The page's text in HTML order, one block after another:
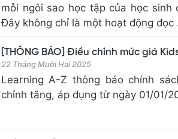
mỗi ngôi sao học tập của học
Đây không chỉ là một hoạt động đọc
[THÔNG BÁO] Điều chỉnh mức giá
22 Tháng Mười Hai 2025
Learning A-Z thông báo chính
chỉnh tăng, áp dụng từ ngày 01/01/